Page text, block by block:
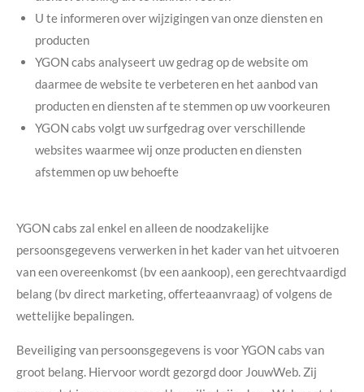
U te informeren over wijzigingen van onze diensten en
producten
YGON cabs analyseert uw gedrag op de website om
daarmee de website te verbeteren en het aanbod van
producten en diensten af te stemmen op uw voorkeuren
YGON cabs volgt uw surfgedrag over verschillende
websites waarmee wij onze producten en diensten
afstemmen op uw behoefte
YGON cabs zal enkel en alleen de noodzakelijke
persoonsgegevens verwerken in het kader van het uitvoeren
van een overeenkomst (bv een aankoop), een gerechtvaardigd
belang (bv direct marketing, offerteaanvraag) of volgens de
wettelijke bepalingen.
Beveiliging van persoonsgegevens is voor YGON cabs van
groot belang. Hiervoor wordt gezorgd door JouwWeb. Zij